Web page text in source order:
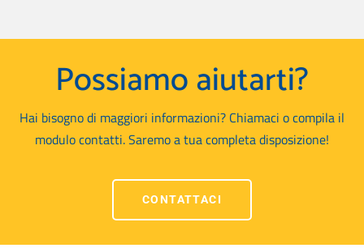
Possiamo aiutarti?
Hai bisogno di maggiori informazioni? Chiamaci o compila il
modulo contatti. Saremo a tua completa disposizione!
CONTATTACI